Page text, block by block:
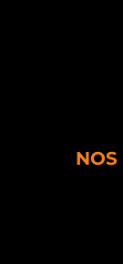
NOS